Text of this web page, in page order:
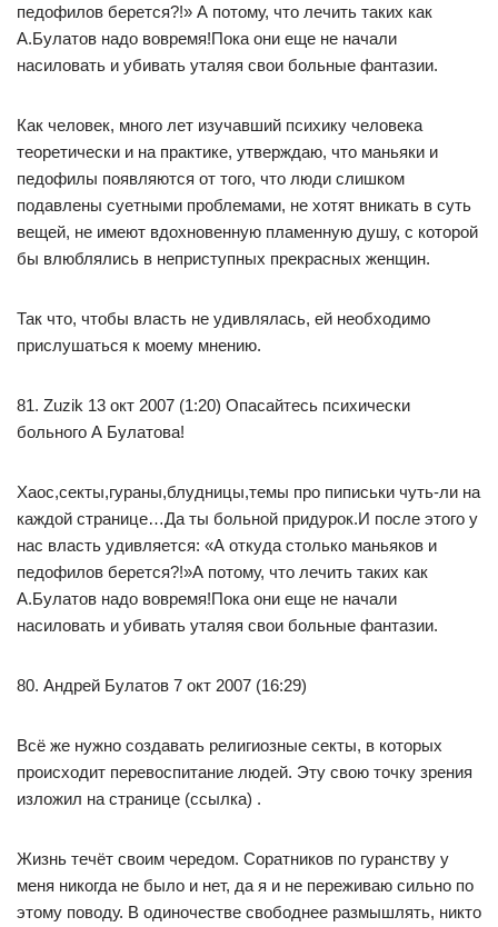
педофилов берется?!» А потому, что лечить таких как
А.Булатов надо вовремя!Пока они еще не начали
насиловать и убивать уталяя свои больные фантазии.
Как человек, много лет изучавший психику человека
теоретически и на практике, утверждаю, что маньяки и
педофилы появляются от того, что люди слишком
подавлены суетными проблемами, не хотят вникать в суть
вещей, не имеют вдохновенную пламенную душу, с которой
бы влюблялись в неприступных прекрасных женщин.
Так что, чтобы власть не удивлялась, ей необходимо
прислушаться к моему мнению.
81. Zuzik 13 окт 2007 (1:20) Опасайтесь психически
больного А Булатова!
Хаос,секты,гураны,блудницы,темы про пиписьки чуть-ли на
каждой странице…Да ты больной придурок.И после этого у
нас власть удивляется: «А откуда столько маньяков и
педофилов берется?!»А потому, что лечить таких как
А.Булатов надо вовремя!Пока они еще не начали
насиловать и убивать уталяя свои больные фантазии.
80. Андрей Булатов 7 окт 2007 (16:29)
Всё же нужно создавать религиозные секты, в которых
происходит перевоспитание людей. Эту свою точку зрения
изложил на странице (ссылка) .
Жизнь течёт своим чередом. Соратников по гуранству у
меня никогда не было и нет, да я и не переживаю сильно по
этому поводу. В одиночестве свободнее размышлять, никто